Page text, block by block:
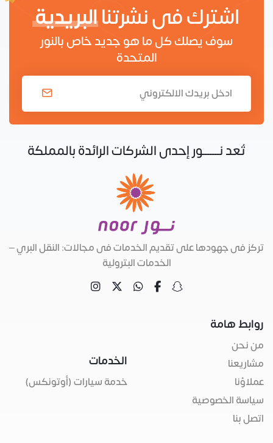
اشترك فى نشرتناالبريدية
سوف يصلك كل ما هو جديد خاص بالنور
المتحدة
تُعدُّ نـــــــور إحدى الشركات الرائدة بالمملكة
تركز فى جهودها على تقديم الخدمات فى مجالات: النقل البري –
الخدمات البترولية
روابط هامة
من نحن
مشاريعنا
عملاؤنا
سياسة الخصوصية
اتصل بنا
الخدمات
خدمة سيارات (أوتونكس)